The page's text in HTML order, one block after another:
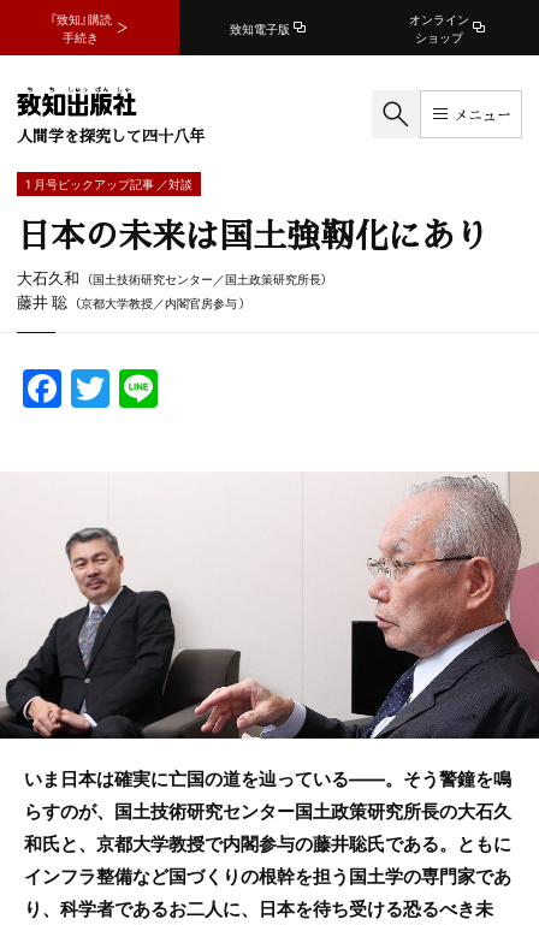
『致知』購読
手続き
致知電子版
オンライン
ショップ
人間学を探究して四十八年
メニュー
1 月号ピックアップ記事 ／対談
日本の未来は国土強靭化にあり
大石久和 （国土技術研究センター／国土政策研究所長）
藤井 聡 （京都大学教授／内閣官房参与 ）
F
a
b
o
o
k
T
w
いま日本は確実に亡国の道を辿っている――。そう警鐘を鳴
らすのが、国土技術研究センター国土政策研究所長の大石久
和氏と、京都大学教授で内閣参与の藤井聡氏である。ともに
インフラ整備など国づくりの根幹を担う国土学の専門家であ
り、科学者であるお二人に、日本を待ち受ける恐るべき未